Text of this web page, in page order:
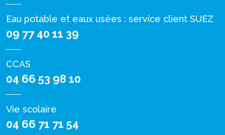
Eau potable et eaux usées : service client SUEZ
09 77 40 11 39
CCAS
04 66 53 98 10
Vie scolaire
04 66 71 71 54